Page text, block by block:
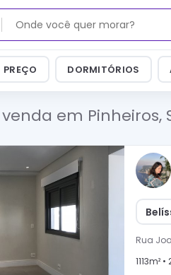
PREÇO DORMITÓRIOS
em Pinheiros,
Rua
1113m² •